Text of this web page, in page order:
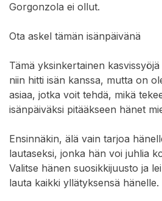
Gorgonzola ei ollut.
Ota askel tämän isänpäivänä
Tämä yksinkertainen
niin hitti isän kanssa, mutta on
asiaa, jotka voit tehdä, mikä
isänpäiväksi pitääkseen hänet
Ensinnäkin, älä vain tarjoa
lautaseksi, jonka hän voi juhlia
Valitse hänen suosikkijuusto ja
lauta kaikki yllätyksensä hänelle.